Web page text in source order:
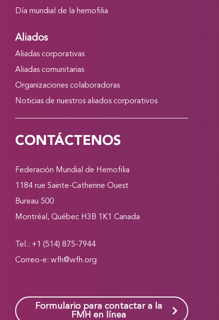
Día mundial de la hemofilia
Aliados
Aliadas corporativas
Aliadas comunitarias
Organizaciones colaboradoras
Noticias de nuestros aliados corporativos
CONTÁCTENOS
Federación Mundial de Hemofilia
1184 rue Sainte-Catherine Ouest
Bureau 500
Montréal, Québec H3B 1K1 Canada
Tel.: +1 (514) 875-7944
Correo-e:wfh@wfh.org
Formulario para contactar a la
FMH en línea